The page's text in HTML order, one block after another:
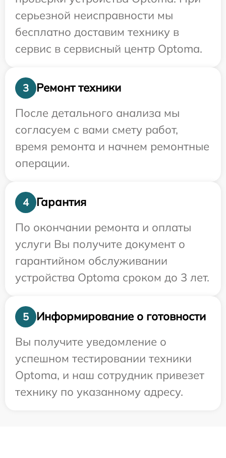
серьезной неисправности мы
бесплатно доставим технику в
сервис в сервисный центр Optoma.
3
Ремонт техники
После детального анализа мы
согласуем с вами смету работ,
время ремонта и начнем ремонтные
операции.
4
Гарантия
По окончании ремонта и оплаты
услуги Вы получите документ о
гарантийном обслуживании
устройства Optoma сроком до 3 лет.
5
Информирование о готовности
Вы получите уведомление о
успешном тестировании техники
Optoma, и наш сотрудник привезет
технику по указанному адресу.